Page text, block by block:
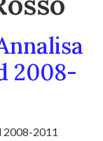
2008-
2008-2011